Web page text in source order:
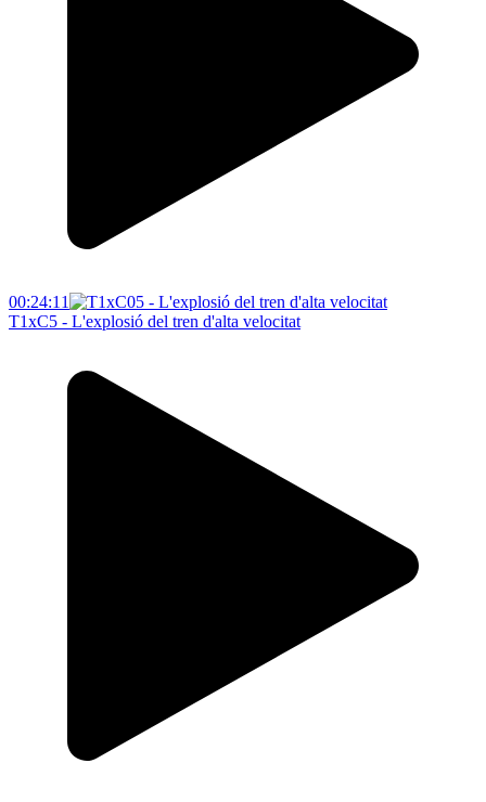
00:24:11
T1xC5 - L'explosió del tren d'alta velocitat